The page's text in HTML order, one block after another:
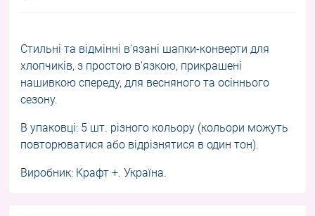
Стильні та відмінні в'язані шапки-конверти для
хлопчиків, з простою в'язкою, прикрашені
нашивкою спереду, для весняного та осіннього
сезону.
В упаковці: 5 шт. різного кольору (кольори можуть
повторюватися або відрізнятися в один тон).
Виробник: Крафт +. Україна.